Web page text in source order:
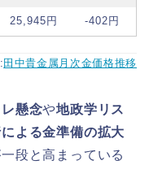
25,945円 -402円
田中貴金属月次金価格推移
懸念や地政学リス
よる金準備の拡大
段と高まっている